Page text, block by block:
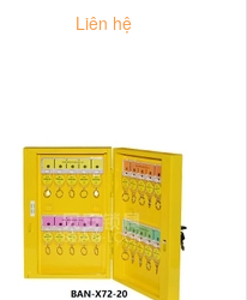
Liên hệ